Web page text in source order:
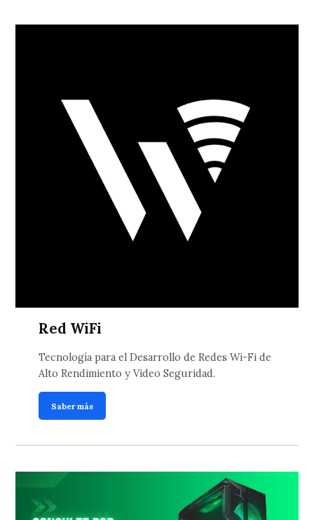
Red WiFi
Tecnología para el Desarrollo de Redes Wi-Fi de
Alto Rendimiento y Video Seguridad.
Saber más